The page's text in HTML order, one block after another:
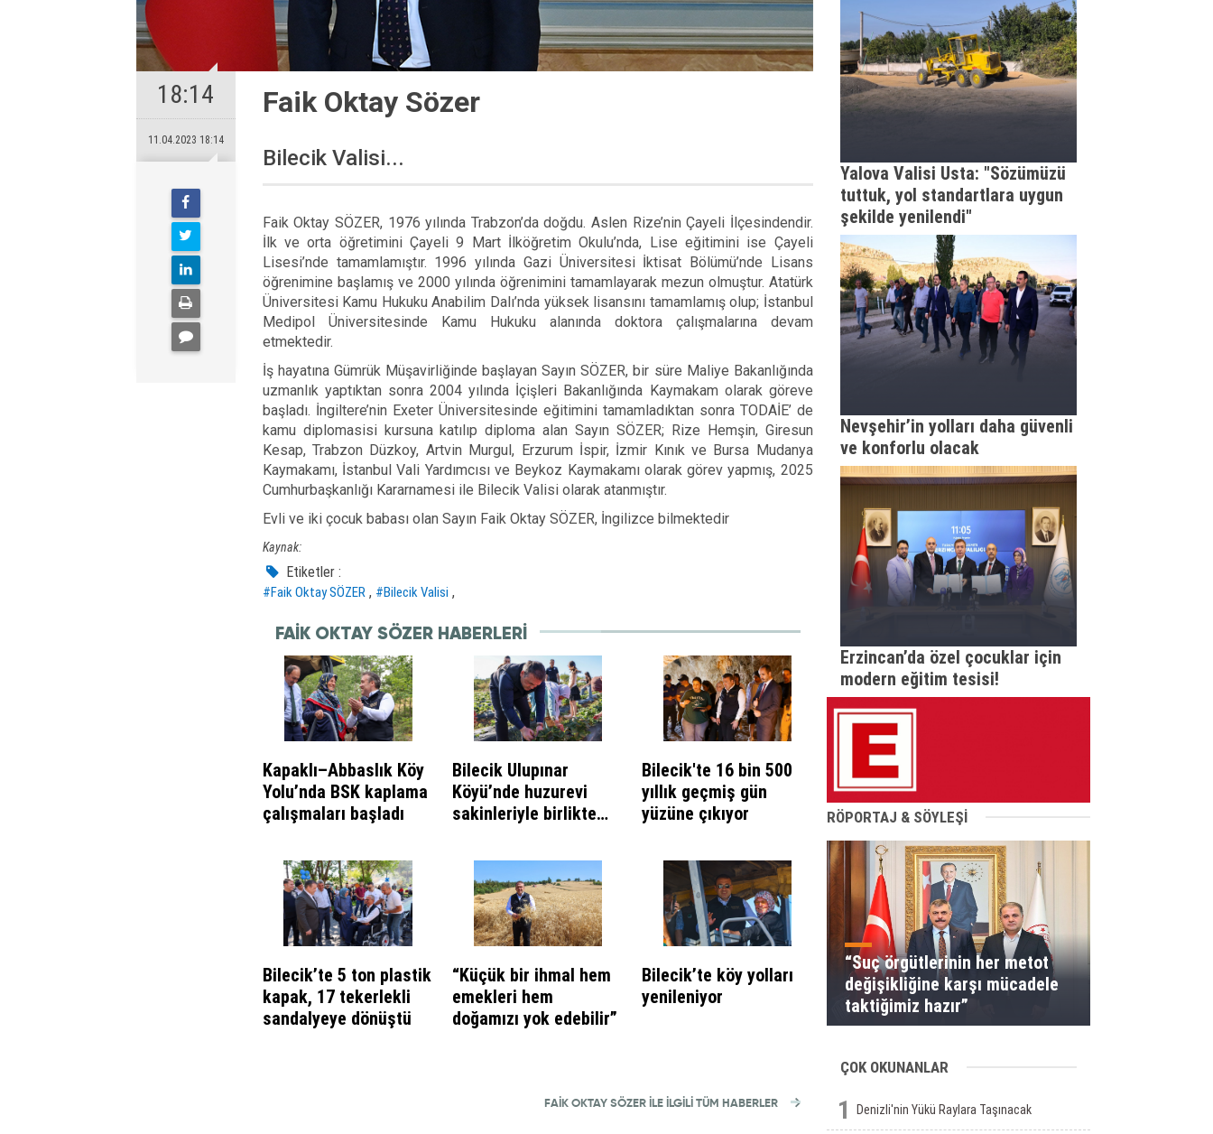
18:14
11.04.2023 18:14
Faik Oktay Sözer
Bilecik Valisi...
Faik Oktay SÖZER, 1976 yılında Trabzon’da doğdu. Aslen Rize’nin Çayeli İlçesindendir.
İlk ve orta öğretimini Çayeli 9 Mart İlköğretim Okulu’nda, Lise eğitimini ise Çayeli
Lisesi’nde tamamlamıştır. 1996 yılında Gazi Üniversitesi İktisat Bölümü’nde Lisans
öğrenimine başlamış ve 2000 yılında öğrenimini tamamlayarak mezun olmuştur. Atatürk
Üniversitesi Kamu Hukuku Anabilim Dalı’nda yüksek lisansını tamamlamış olup; İstanbul
Medipol Üniversitesinde Kamu Hukuku alanında doktora çalışmalarına devam
etmektedir.
İş hayatına Gümrük Müşavirliğinde başlayan Sayın SÖZER, bir süre Maliye Bakanlığında
uzmanlık yaptıktan sonra 2004 yılında İçişleri Bakanlığında Kaymakam olarak göreve
başladı. İngiltere’nin Exeter Üniversitesinde eğitimini tamamladıktan sonra TODAİE’ de
kamu diplomasisi kursuna katılıp diploma alan Sayın SÖZER; Rize Hemşin, Giresun
Kesap, Trabzon Düzkoy, Artvin Murgul, Erzurum İspir, İzmir Kınık ve Bursa Mudanya
Kaymakamı, İstanbul Vali Yardımcısı ve Beykoz Kaymakamı olarak görev yapmış, 2025
Cumhurbaşkanlığı Kararnamesi ile Bilecik Valisi olarak atanmıştır.
Evli ve iki çocuk babası olan Sayın Faik Oktay SÖZER, İngilizce bilmektedir
Kaynak:
Etiketler :
#Faik Oktay SÖZER, #Bilecik Valisi ,
FAIK OKTAY SÖZER HABERLERI
Kapaklı–Abbaslık Köy
Yolu’nda BSK kaplama
çalışmaları başladı
Bilecik Ulupınar
Köyü’nde huzurevi
sakinleriyle birlikte
Bilecik'te 16 bin 500
yıllık geçmiş gün
yüzüne çıkıyor
Bilecik’te 5 ton plastik
kapak, 17 tekerlekli
sandalyeye dönüştü
“Küçük bir ihmal hem
emekleri hem
doğamızı yok edebilir”
Bilecik’te köy yolları
yenileniyor
FAIK OKTAY SÖZER İLE İLGİLİ TÜM HABERLER
Yalova Valisi Usta: "Sözümüzü
tuttuk, yol standartlara uygun
şekilde yenilendi"
Nevşehir’in yolları daha güvenli
ve konforlu olacak
Erzincan’da özel çocuklar için
modern eğitim tesisi!
RÖPORTAJ & SÖYLEŞİ
“Suç örgütlerinin her metot
değişikliğine karşı mücadele
taktiğimiz hazır”
ÇOK OKUNANLAR
1 Denizli'nin Yükü Raylara Taşınacak